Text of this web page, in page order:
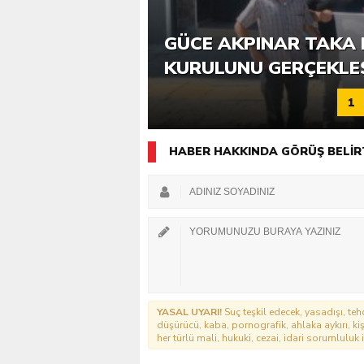
6. GÜCE TEKKEKÖY
KATILIMLA
GÜCE AKPINAR TAKA
KURULUNU
1
HABER HAKKINDA GÖRÜŞ
YASAL UYARI! Suç teşkil edecek, yasadışı,
düşürücü, kaba, pornografik, ahlaka aykırı,
her türlü mali, hukuki, cezai, idari sorumluluk